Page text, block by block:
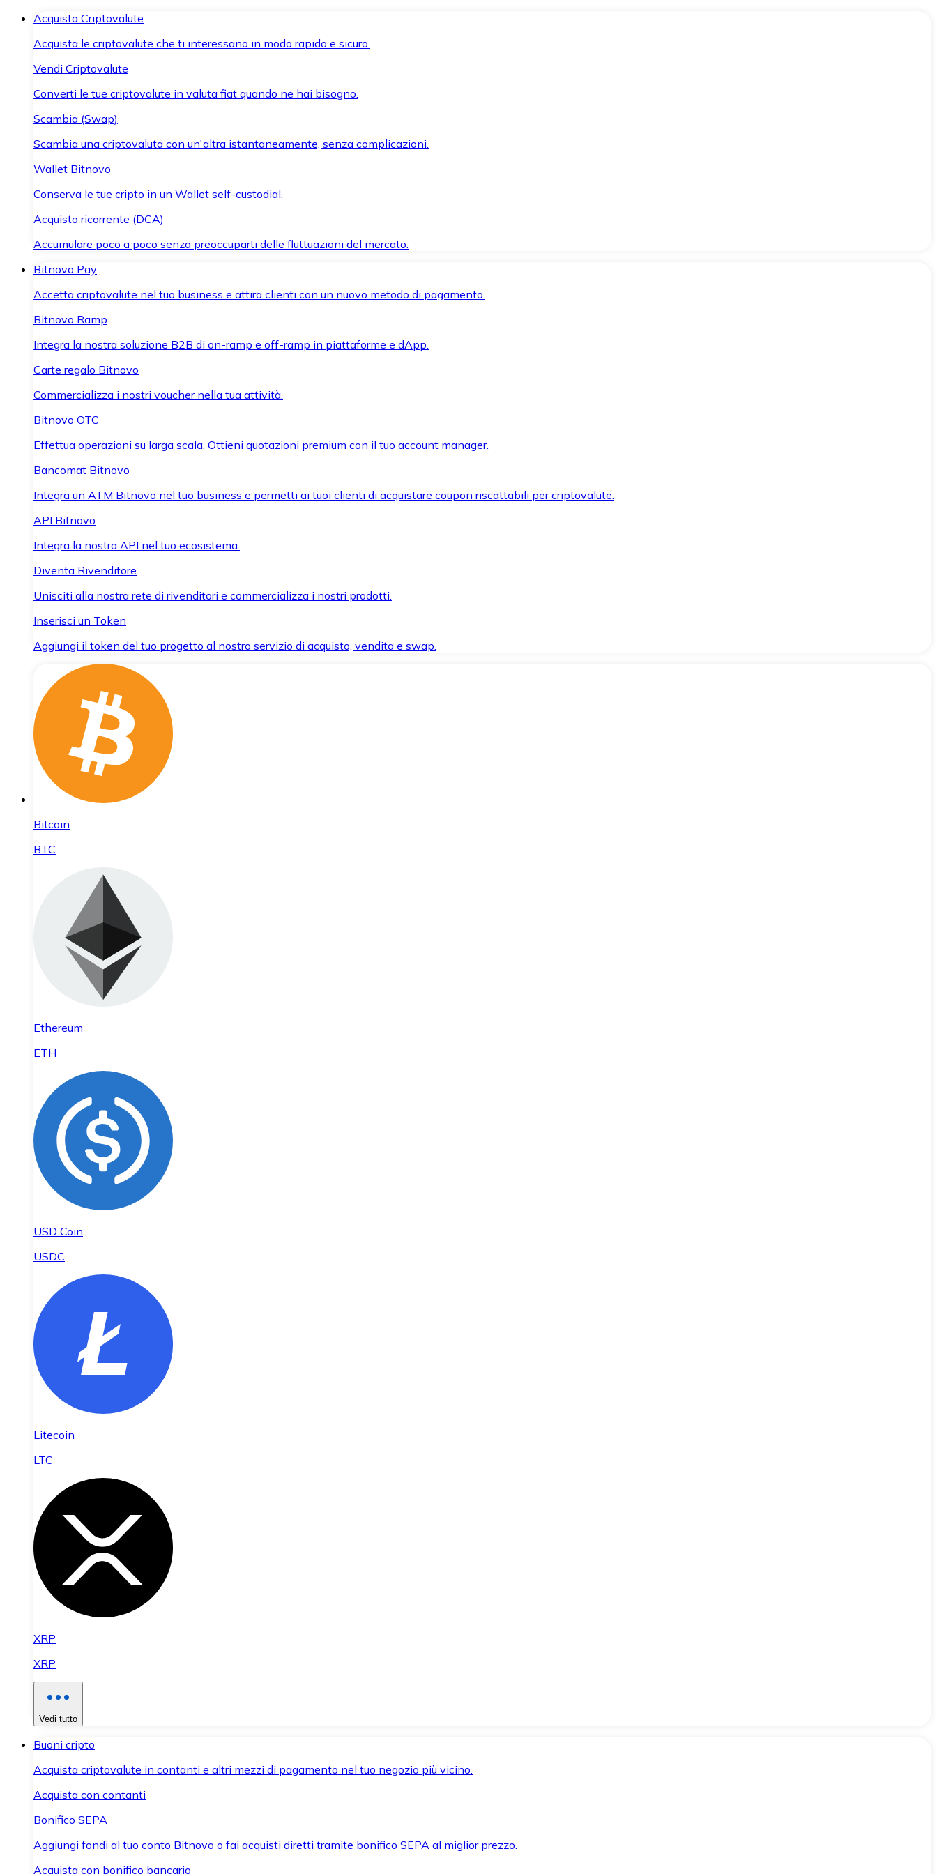
Acquista Criptovalute
Acquista le criptovalute che ti interessano in modo rapido e sicuro.
Vendi Criptovalute
Converti le tue criptovalute in valuta fiat quando ne hai bisogno.
Scambia (Swap)
Scambia una criptovaluta con un'altra istantaneamente, senza complicazioni.
Wallet Bitnovo
Conserva le tue cripto in un Wallet self-custodial.
Acquisto ricorrente (DCA)
Accumulare poco a poco senza preoccuparti delle fluttuazioni del mercato.
Bitnovo Pay
Accetta criptovalute nel tuo business e attira clienti con un nuovo metodo di pagamento.
Bitnovo Ramp
Integra la nostra soluzione B2B di on-ramp e off-ramp in piattaforme e dApp.
Carte regalo Bitnovo
Commercializza i nostri voucher nella tua attività.
Bitnovo OTC
Effettua operazioni su larga scala. Ottieni quotazioni premium con il tuo account manager.
Bancomat Bitnovo
Integra un ATM Bitnovo nel tuo business e permetti ai tuoi clienti di acquistare coupon riscattabili per criptovalute.
API Bitnovo
Integra la nostra API nel tuo ecosistema.
Diventa Rivenditore
Unisciti alla nostra rete di rivenditori e commercializza i nostri prodotti.
Inserisci un Token
Aggiungi il token del tuo progetto al nostro servizio di acquisto, vendita e swap.
Bitcoin
BTC
Ethereum
ETH
USD Coin
USDC
Litecoin
LTC
XRP
XRP
Vedi tutto
Buoni cripto
Acquista criptovalute in contanti e altri mezzi di pagamento nel tuo negozio più vicino.
Acquista con contanti
Bonifico SEPA
Aggiungi fondi al tuo conto Bitnovo o fai acquisti diretti tramite bonifico SEPA al miglior prezzo.
Acquista con bonifico bancario